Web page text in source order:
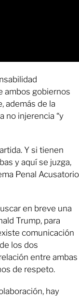
ambos gobiernos
además de la
no injerencia “y
Y si tienen
y aquí se juzga,
Penal Acusatorio
en breve una
Trump, para
comunicación
los dos
entre ambas
de respeto.
hay